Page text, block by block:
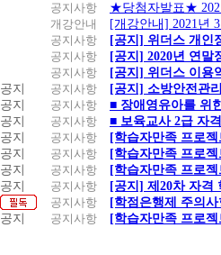
공지사항
★당첨자발표★
개강안내
[개강안내] 2021년
공지사항
[공지] 위더스 개인
공지사항
[공지] 2020년 연말
공지사항
[공지] 위더스 이용
공지
공지사항
[공지] 소방안전관
공지
공지사항
■ 장애영유아를 위
공지
공지사항
■ 보육교사 2급 자
공지
공지사항
[학습자만족 프로
공지
공지사항
[학습자만족 프로
공지
공지사항
[학습자만족 프로
공지
공지사항
[공지] 제20차 자격
공지사항
[학점은행제 주의
공지
공지사항 [학습자만족 프로